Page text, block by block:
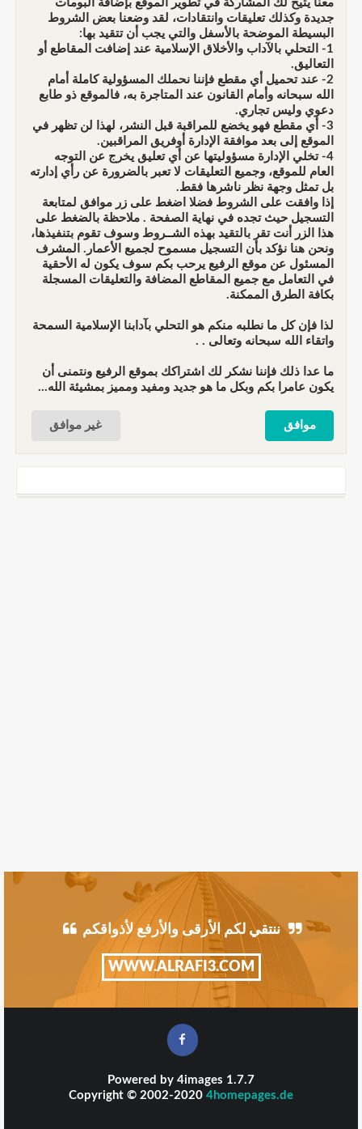
معنا يتيح لك المشاركة في تطوير الموقع بإضافة ألبومات
جديدة وكذلك تعليقات وانتقادات، لقد وضعنا بعض الشروط
البسيطة الموضحة بالأسفل والتي يجب أن تتقيد بها:
1- التحلي بالآداب والأخلاق الإسلامية عند إضافت المقاطع أو
التعاليق.
2- عند تحميل أي مقطع فإننا نحملك المسؤولية كاملة أمام
الله سبحانه وأمام القانون عند المتاجرة به، فالموقع ذو طابع
دعوي وليس تجاري.
3- أي مقطع فهو يخضع للمراقبة قبل النشر، لهذا لن تظهر في
الموقع إلى بعد موافقة الإدارة أوفريق المراقبين.
4- تخلي الإدارة مسؤوليتها عن أي تعليق يخرج عن التوجه
العام للموقع، وجميع التعليقات لا تعبر بالضرورة عن رأي إدارته
بل تمثل وجهة نظر ناشرها فقط.
إذا وافقت على الشروط فضلا اضغط على زر موافق لمتابعة
التسجيل حيث تجده في نهاية الصفحة . ملاحظة بالضغط على
هذا الزر أنت تقر بالتقيد بهذه الشــروط وسوف تقوم بتنفيذها،
ونحن هنا نؤكد بأن التسجيل مسموح لجميع الأعمار. المشرف
المسئول عن موقع الرفيع يرحب بكم سوف يكون له الأحقية
في التعامل مع جميع المقاطع المضافة والتعليقات المسجلة
بكافة الطرق الممكنة.
لذا فإن كل ما نطلبه منكم هو التحلي بآدابنا الإسلامية السمحة
واتقاء الله سبحانه وتعالى . .
ما عدا ذلك فإننا نشكر لك اشتراكك بموقع الرفيع ونتمنى أن
يكون عامرا بكم وبكل ما هو جديد ومفيد ومميز بمشيئة الله...
ننتقي لكم الأرقى والأرفع لأذواقكم
WWW.ALRAFI3.COM
Powered by 4images 1.7.7
Copyright © 2002-2020 4homepages.de